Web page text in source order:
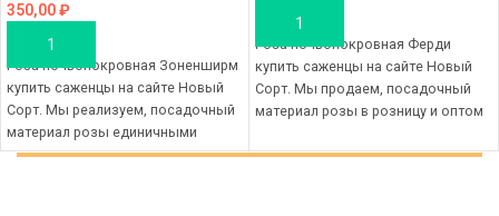
350,00₽
В КОРЗИНУ
Роза почвопокровная Зоненширм
купить саженцы на сайте Новый
Сорт. Мы реализуем, посадочный
материал розы единичными
экземплярами, а также мелким
В КОРЗИНУ
Роза почвопокровная Ферди
купить саженцы на сайте Новый
Сорт. Мы продаем, посадочный
материал розы в розницу и оптом
наш магазин, это качественный